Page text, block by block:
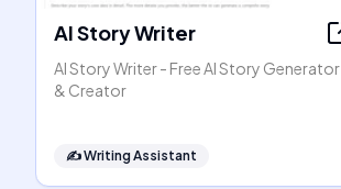
AI Story Writer
AI Story Writer - Free AI Story Generator
& Creator
✍️Writing Assistant